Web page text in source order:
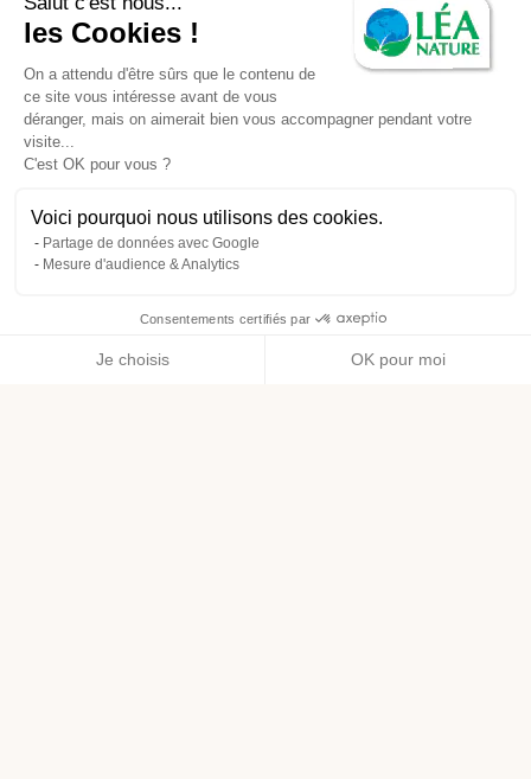
les Cookies !
On a attendu d'être sûrs que le contenu de
ce site vous intéresse avant de vous
déranger, mais on aimerait bien vous accompagner pendant votre
visite...
C'est OK pour vous ?
Voici pourquoi nous utilisons des cookies.
Partage de données avec Google
Mesure d'audience & Analytics
Consentements certifiés par
Je choisis OK pour moi